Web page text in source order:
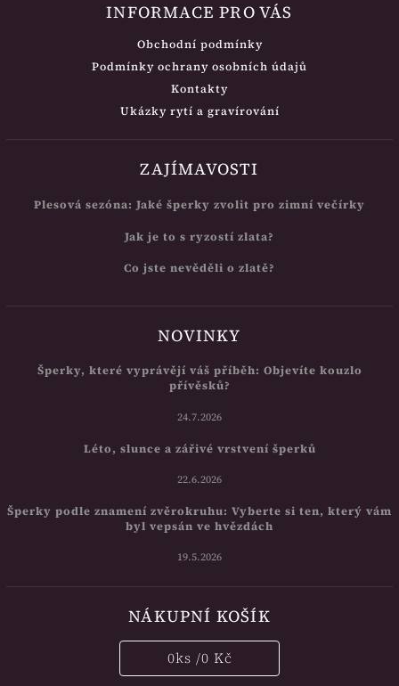
INFORMACE PRO VÁS
Obchodní podmínky
Podmínky ochrany osobních údajů
Kontakty
Ukázky rytí a gravírování
ZAJÍMAVOSTI
Plesová sezóna: Jaké šperky zvolit pro zimní večírky
Jak je to s ryzostí zlata?
Co jste nevěděli o zlatě?
NOVINKY
Šperky, které vyprávějí váš příběh: Objevíte kouzlo
přívěsků?
24.7.2026
Léto, slunce a zářivé vrstvení šperků
22.6.2026
Šperky podle znamení zvěrokruhu: Vyberte si ten, který vám
byl vepsán ve hvězdách
19.5.2026
NÁKUPNÍ KOŠÍK
0ks /0 Kč